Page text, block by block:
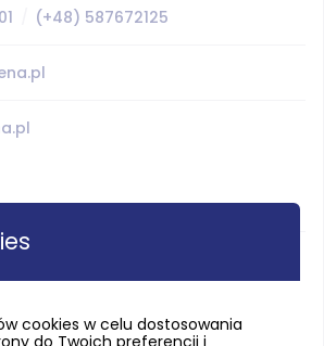
(+48) 587672125
cookies w celu dostosowania
do Twoich preferencji i